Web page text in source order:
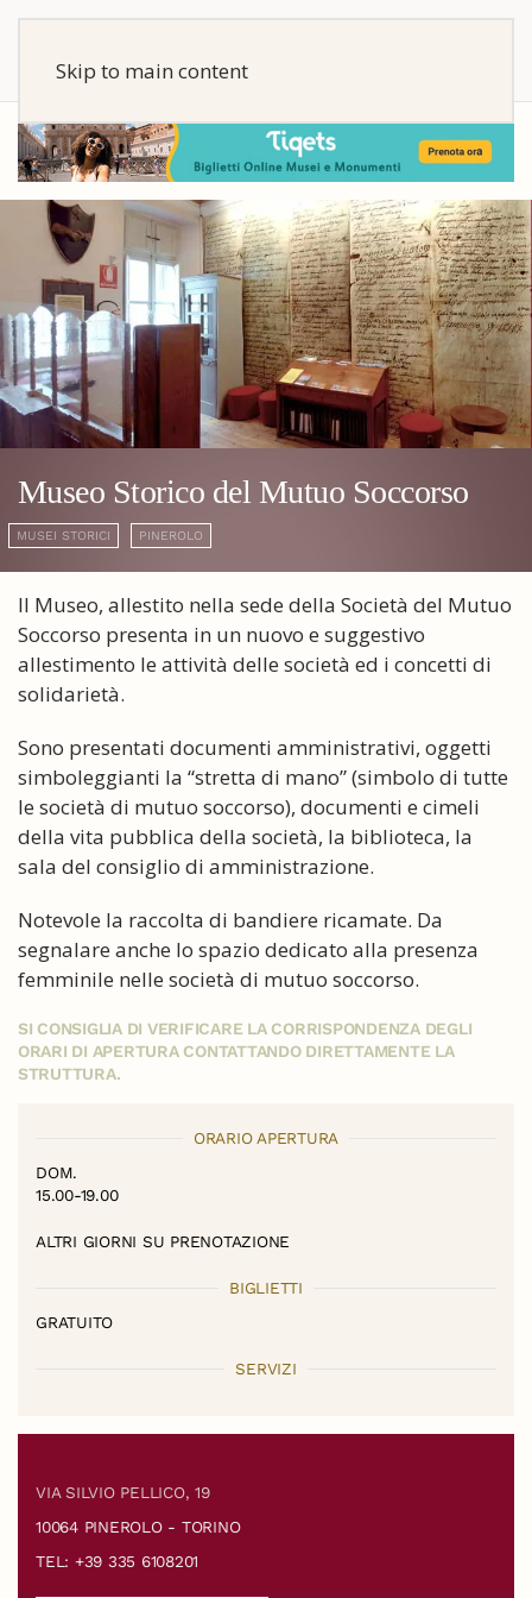
Skip to main content
Museo Storico del Mutuo Soccorso
MUSEI STORICI PINEROLO
Il Museo, allestito nella sede della Società del Mutuo
Soccorso presenta in un nuovo e suggestivo
allestimento le attività delle società ed i concetti di
solidarietà.
Sono presentati documenti amministrativi, oggetti
simboleggianti la “stretta di mano” (simbolo di tutte
le società di mutuo soccorso), documenti e cimeli
della vita pubblica della società, la biblioteca, la
sala del consiglio di amministrazione.
Notevole la raccolta di bandiere ricamate. Da
segnalare anche lo spazio dedicato alla presenza
femminile nelle società di mutuo soccorso.
SI CONSIGLIA DI VERIFICARE LA CORRISPONDENZA DEGLI
ORARI DI APERTURA CONTATTANDO DIRETTAMENTE LA
STRUTTURA.
ORARIO APERTURA
DOM.
15.00-19.00
ALTRI GIORNI SU PRENOTAZIONE
BIGLIETTI
GRATUITO
SERVIZI
VIA SILVIO PELLICO, 19
10064 PINEROLO - TORINO
TEL: +39 335 6108201